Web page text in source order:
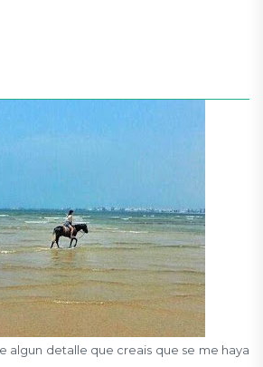
algun detalle que creais que se me haya